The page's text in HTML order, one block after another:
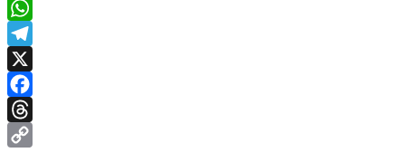
WhatsApp
Telegram
X
Facebook
Threads